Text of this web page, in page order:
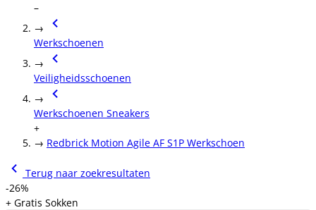
–
→
Werkschoenen
→
Veiligheidsschoenen
→
Werkschoenen Sneakers
+
→ Redbrick Motion Agile AF S1P Werkschoen
Terug naar zoekresultaten
-26%
+ Gratis Sokken